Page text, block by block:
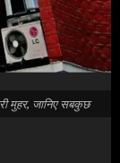
मुहर, जानिए सबकुछ